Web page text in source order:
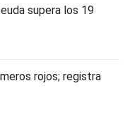
supera los 19
rojos; registra